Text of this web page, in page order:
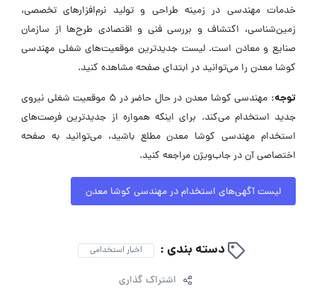
خدمات مهندسی در زمینه طراحی و تولید نرم‌افزارهای تخصصی،
زمین‌شناسی، اکتشاف و بررسی فنی و اقتصادی طرح‌ها از سازمان
صنایع و معادن است. لیست جدیدترین موقعیت‌های شغلی مهندسی
کوشا معدن را می‌توانید در ابتدای صفحه مشاهده کنید.
توجه:
مهندسی کوشا معدن در حال حاضر در ۵ موقعیت شغلی نیروی
جدید استخدام می‌کند. برای اینکه همواره از جدیدترین فرصت‌های
استخدام مهندسی کوشا معدن مطلع باشید، می‌توانید به صفحه
اختصاصی آن در جاب‌ویژن مراجعه کنید.
لیست آگهی‌های استخدام در مهندسی کوشا معدن
دسته بندی : اخبار استخدامی
اشتراک گذاری